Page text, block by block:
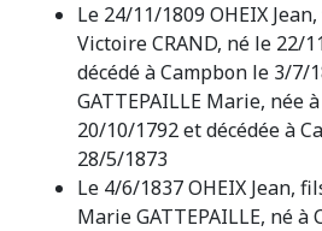
Le 24/11/1809 OHEIX
Victoire CRAND, né le 22/
décédé à Campbon le 3/7/
GATTEPAILLE Marie, née
20/10/1792 et décédée à
28/5/1873
Le 4/6/1837 OHEIX Jean,
Marie GATTEPAILLE, né à